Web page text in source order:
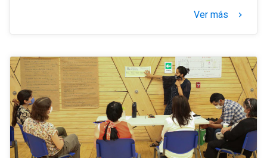
Ver más
keyboard_arrow_right